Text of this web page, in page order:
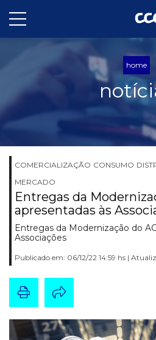
home
COMERCIALIZAÇÃO CONSUMO
MERCADO
Entregas da
apresentadas às
Entregas da Modernização do
Associações
Publicado em: 06/12/22 14:59 hs |